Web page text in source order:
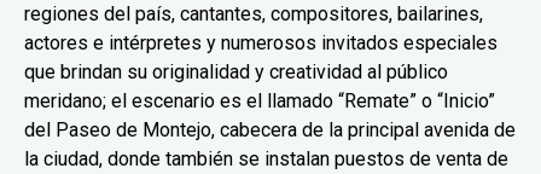
regiones del país, cantantes, compositores, bailarines,
actores e intérpretes y numerosos invitados especiales
que brindan su originalidad y creatividad al público
meridano; el escenario es el llamado “Remate” o “Inicio”
del Paseo de Montejo, cabecera de la principal avenida de
la ciudad, donde también se instalan puestos de venta de